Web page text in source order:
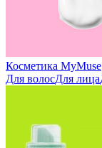
Косметика MyMuse
Для волосДля лица